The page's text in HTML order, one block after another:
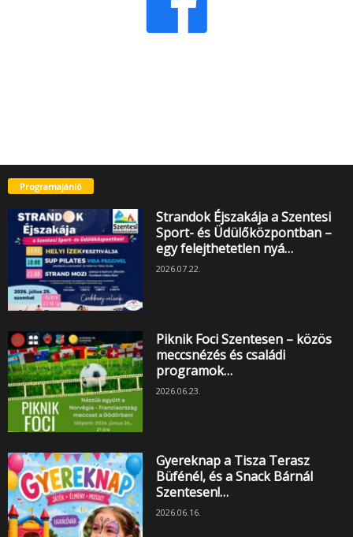
Programajánló
Strandok Éjszakája a Szentesi
Sport- és Üdülőközpontban –
egy felejthetetlen nyá…
2026.07.22.
Piknik Foci Szentesen – közös
meccsnézés és családi
programok…
2026.06.23.
Gyereknap a Tisza Terasz
Büfénél, és a Snack Bárnál
Szentesen!…
2026.06.16.